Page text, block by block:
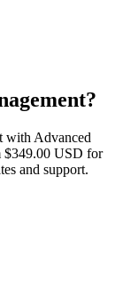
with Advanced
$349.00 USD for
and support.